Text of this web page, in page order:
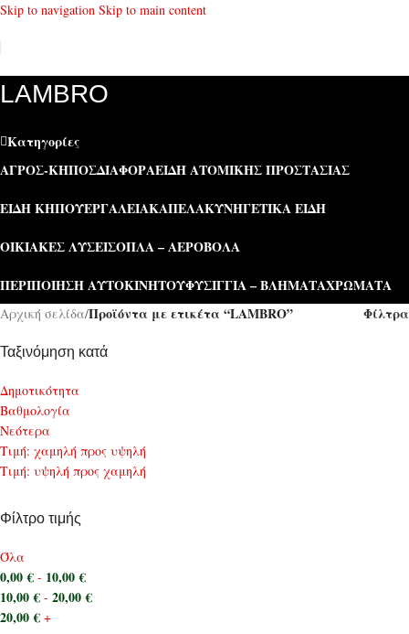
Skip to navigation Skip to main content
LAMBRO
Κατηγορίες
ΑΓΡΌΣ-ΚΉΠΟΣΔΙΆΦΟΡΑΕΊΔΗ ΑΤΟΜΙΚΉΣ ΠΡΟΣΤΑΣΊΑΣ
ΕΊΔΗ ΚΉΠΟΥΕΡΓΑΛΕΊΑΚΑΠΕΛΑΚΥΝΗΓΕΤΙΚΆ ΕΊΔΗ
ΟΙΚΙΑΚΈΣ ΛΎΣΕΙΣΌΠΛΑ – ΑΕΡΟΒΌΛΑ
ΠΕΡΙΠΟΊΗΣΗ ΑΥΤΟΚΙΝΉΤΟΥΦΥΣΊΓΓΙΑ – ΒΛΉΜΑΤΑΧΡΏΜΑΤΑ
Αρχική σελίδα/Προϊόντα με ετικέτα “LAMBRO” Φίλτρα
Ταξινόμηση κατά
Δημοτικότητα
Bαθμολογία
Νεότερα
Τιμή: χαμηλή προς υψηλή
Τιμή: υψηλή προς χαμηλή
Φίλτρο τιμής
Όλα
0,00€ - 10,00€
10,00€ - 20,00€
20,00€ +